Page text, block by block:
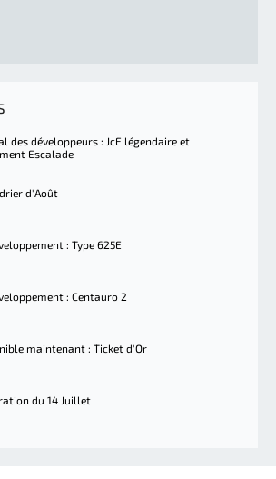
des développeurs : JcE légendaire et
Escalade
d'Août
: Type 625E
: Centauro 2
maintenant : Ticket d'Or
du 14 Juillet